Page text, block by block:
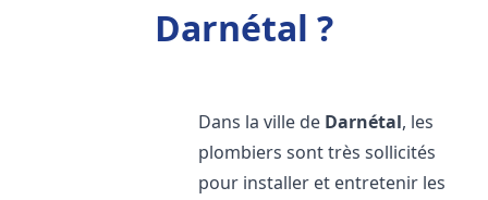
Darnétal ?
Dans la ville de Darnétal, les
plombiers sont très sollicités
pour installer et entretenir les